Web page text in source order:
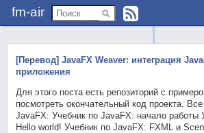
fm-air
[Перевод] JavaFX Weaver: интеграция
приложения
Для этого поста есть репозиторий с
посмотреть окончательный код проекта.
JavaFX: Учебник по JavaFX: начало работы
Hello world! Учебник по JavaFX: FXML и